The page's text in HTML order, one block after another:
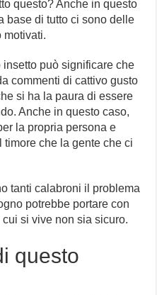
questo? Anche in questo
base di tutto ci sono delle
motivati.
può significare che
commenti di cattivo gusto
si ha la paura di essere
Anche in questo caso,
la propria persona e
timore che la gente che ci
tanti calabroni il problema
potrebbe portare con
si vive non sia sicuro.
questo